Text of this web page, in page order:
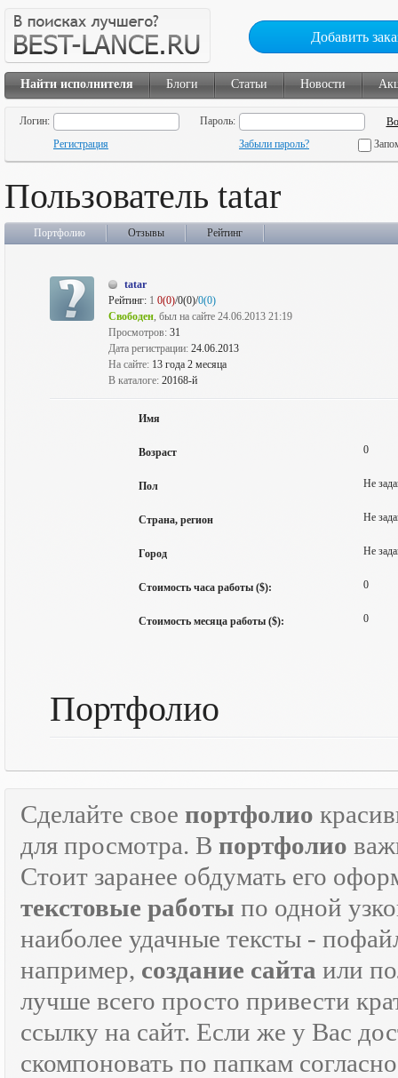
Добавить
Найти исполнителя Блоги Статьи Новости
Логин:
Пароль:
Регистрация
Забыли пароль?
Пользователь tatar
Портфолио Отзывы Рейтинг
tatar
Рейтинг: 1 0(0)/0(0)/0(0)
Свободен, был на сайте 24.06.2013 21:19
Просмотров: 31
Дата регистрации: 24.06.2013
На сайте: 13 года 2 месяца
В каталоге: 20168-й
Имя
Возраст 0
Пол Не
Страна, регион Не
Город Не
Стоимость часа работы ($): 0
Стоимость месяца работы ($): 0
Портфолио
Сделайте свое портфолио
для просмотра. В портфолио
Стоит заранее обдумать его
текстовые работы по одной
наиболее удачные тексты -
например, создание сайта или
лучше всего просто привести
ссылку на сайт. Если же у Вас
скомпоновать по папкам